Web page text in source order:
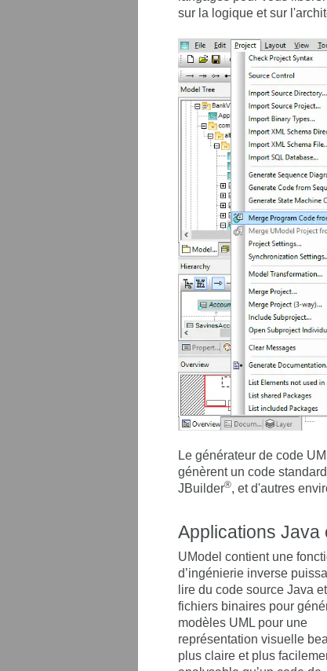
sur la logique et sur
Le générateur de code
génèrent un code
JBuilder®, et d'autres
Applications Java
UModel contient une
d’ingénierie inverse
lire du code source Java
fichiers binaires pour
modèles UML pour une
représentation visuelle
plus claire et plus